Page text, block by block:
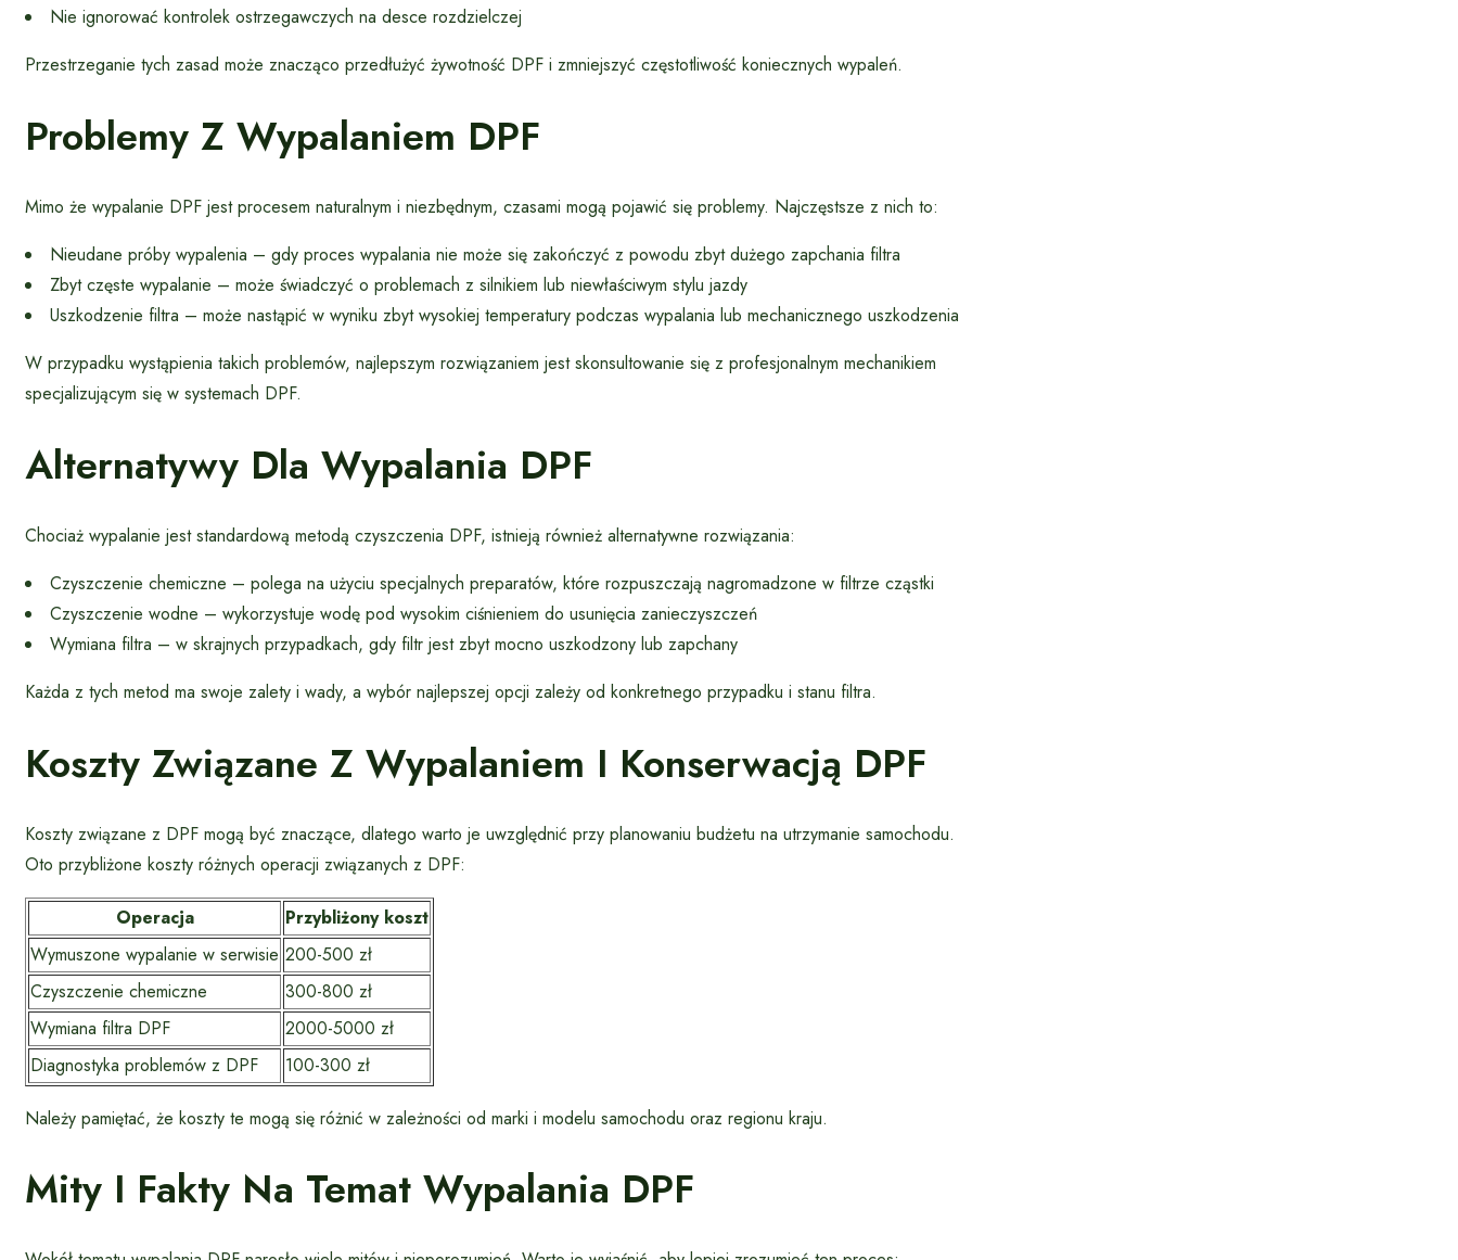
Nie ignorować kontrolek ostrzegawczych na desce rozdzielczej
Przestrzeganie tych zasad może znacząco przedłużyć żywotność DPF i zmniejszyć częstotliwość koniecznych wypaleń.
Problemy Z Wypalaniem DPF
Mimo że wypalanie DPF jest procesem naturalnym i niezbędnym, czasami mogą pojawić się problemy. Najczęstsze z nich to:
Nieudane próby wypalenia – gdy proces wypalania nie może się zakończyć z powodu zbyt dużego zapchania filtra
Zbyt częste wypalanie – może świadczyć o problemach z silnikiem lub niewłaściwym stylu jazdy
Uszkodzenie filtra – może nastąpić w wyniku zbyt wysokiej temperatury podczas wypalania lub mechanicznego uszkodzenia
W przypadku wystąpienia takich problemów, najlepszym rozwiązaniem jest skonsultowanie się z profesjonalnym mechanikiem
specjalizującym się w systemach DPF.
Alternatywy Dla Wypalania DPF
Chociaż wypalanie jest standardową metodą czyszczenia DPF, istnieją również alternatywne rozwiązania:
Czyszczenie chemiczne – polega na użyciu specjalnych preparatów, które rozpuszczają nagromadzone w filtrze cząstki
Czyszczenie wodne – wykorzystuje wodę pod wysokim ciśnieniem do usunięcia zanieczyszczeń
Wymiana filtra – w skrajnych przypadkach, gdy filtr jest zbyt mocno uszkodzony lub zapchany
Każda z tych metod ma swoje zalety i wady, a wybór najlepszej opcji zależy od konkretnego przypadku i stanu filtra.
Koszty Związane Z Wypalaniem I Konserwacją DPF
Koszty związane z DPF mogą być znaczące, dlatego warto je uwzględnić przy planowaniu budżetu na utrzymanie samochodu.
Oto przybliżone koszty różnych operacji związanych z DPF:
Operacja
Przybliżony koszt
Wymuszone wypalanie w serwisie 200-500 zł
Czyszczenie chemiczne
300-800 zł
Wymiana filtra DPF
2000-5000 zł
Diagnostyka problemów z DPF
100-300 zł
Należy pamiętać, że koszty te mogą się różnić w zależności od marki i modelu samochodu oraz regionu kraju.
Mity I Fakty Na Temat Wypalania DPF